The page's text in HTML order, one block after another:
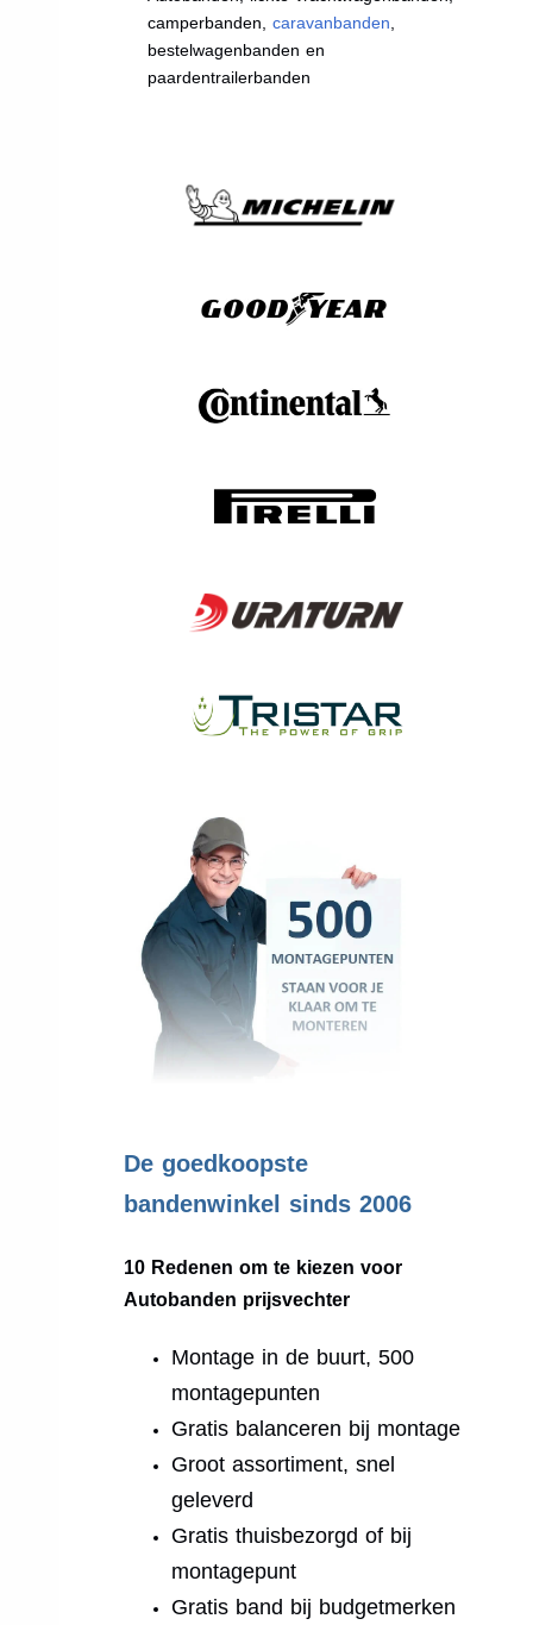
camperbanden, caravanbanden,
bestelwagenbanden en
paardentrailerbanden
De goedkoopste
bandenwinkel sinds 2006
10 Redenen om te kiezen voor
Autobanden prijsvechter
Montage in de buurt, 500
montagepunten
Gratis balanceren bij montage
Groot assortiment, snel
geleverd
Gratis thuisbezorgd of bij
montagepunt
Gratis band bij budgetmerken